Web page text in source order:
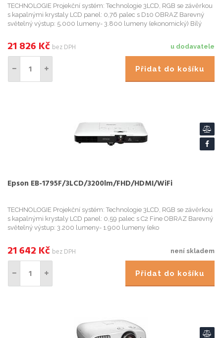
TECHNOLOGIE Projekční systém: Technologie 3LCD, RGB se závěrkou
s kapalnými krystaly LCD panel: 0,76 palec s D10 OBRAZ Barevný
světelný výstup: 5.000 lumeny- 3.800 lumeny (ekonomický) Bílý
u dodavatele
21 826 Kč bez DPH
Přidat do košíku
Epson EB-1795F/3LCD/3200lm/FHD/HDMI/WiFi
TECHNOLOGIE Projekční systém: Technologie 3LCD, RGB se závěrkou
s kapalnými krystaly LCD panel: 0,59 palec s C2 Fine OBRAZ Barevný
světelný výstup: 3.200 lumeny- 1.900 lumeny (eko
není skladem
21 642 Kč bez DPH
Přidat do košíku